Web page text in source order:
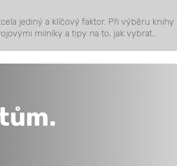
jediný a klíčový faktor. Při výběru
milníky a tipy na to, jak vybrat...